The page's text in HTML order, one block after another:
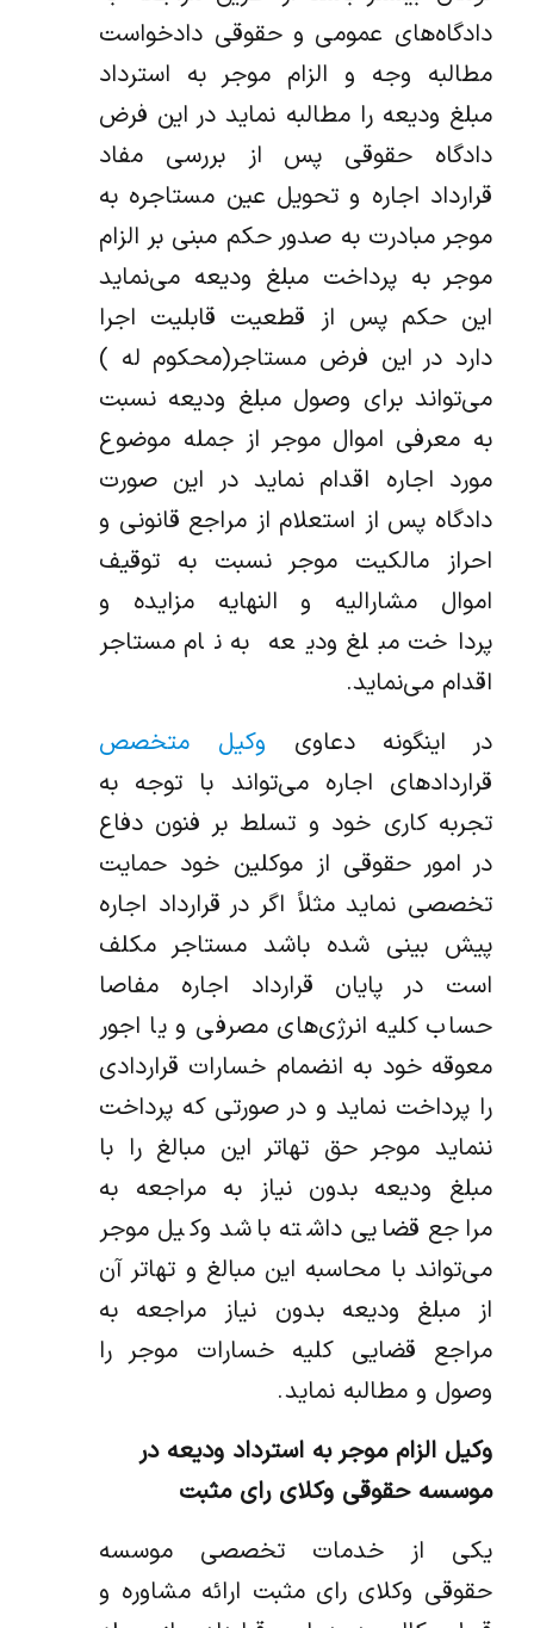
دادگاه‌های عمومی و حقوقی دادخواست
مطالبه وجه و الزام موجر به استرداد
مبلغ ودیعه را مطالبه نماید در این فرض
دادگاه حقوقی پس از بررسی مفاد
قرارداد اجاره و تحویل عین مستاجره به
موجر مبادرت به صدور حکم مبنی بر الزام
موجر به پرداخت مبلغ ودیعه می‌نماید
این حکم پس از قطعیت قابلیت اجرا
دارد در این فرض مستاجر(محکوم له )
می‌تواند برای وصول مبلغ ودیعه نسبت
به معرفی اموال موجر از جمله موضوع
مورد اجاره اقدام نماید در این صورت
دادگاه پس از استعلام از مراجع قانونی و
احراز مالکیت موجر نسبت به توقیف
اموال مشارالیه و النهایه مزایده و
پرداخت مبلغ ودیعه به نام مستاجر
اقدام می‌نماید.
در اینگونه دعاوی وکیل متخصص
قراردادهای اجاره می‌تواند با توجه به
تجربه کاری خود و تسلط بر فنون دفاع
در امور حقوقی از موکلین خود حمایت
تخصصی نماید مثلاً اگر در قرارداد اجاره
پیش بینی شده باشد مستاجر مکلف
است در پایان قرارداد اجاره مفاصا
حساب کلیه انرژی‌های مصرفی و یا اجور
معوقه خود به انضمام خسارات قراردادی
را پرداخت نماید و در صورتی که پرداخت
ننماید موجر حق تهاتر این مبالغ را با
مبلغ ودیعه بدون نیاز به مراجعه به
مراجع قضایی داشته باشد وکیل موجر
می‌تواند با محاسبه این مبالغ و تهاتر آن
از مبلغ ودیعه بدون نیاز مراجعه به
مراجع قضایی کلیه خسارات موجر را
وصول و مطالبه نماید .
وکیل الزام موجر به استرداد ودیعه در
موسسه حقوقی وکلای رای مثبت
یکی از خدمات تخصصی موسسه
حقوقی وکلای رای مثبت ارائه مشاوره و